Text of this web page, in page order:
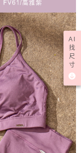
AI
找
尺
寸